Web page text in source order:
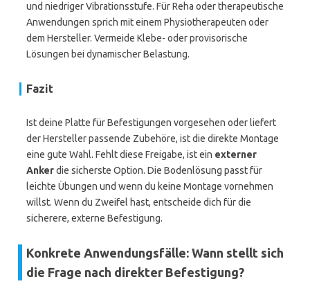
und niedriger Vibrationsstufe. Für Reha oder therapeutische
Anwendungen sprich mit einem Physiotherapeuten oder
dem Hersteller. Vermeide Klebe- oder provisorische
Lösungen bei dynamischer Belastung.
Fazit
Ist deine Platte für Befestigungen vorgesehen oder liefert
der Hersteller passende Zubehöre, ist die direkte Montage
eine gute Wahl. Fehlt diese Freigabe, ist ein externer
Ankerdie sicherste Option. Die Bodenlösung passt für
leichte Übungen und wenn du keine Montage vornehmen
willst. Wenn du Zweifel hast, entscheide dich für die
sicherere, externe Befestigung.
Konkrete Anwendungsfälle: Wann stellt sich
die Frage nach direkter Befestigung?